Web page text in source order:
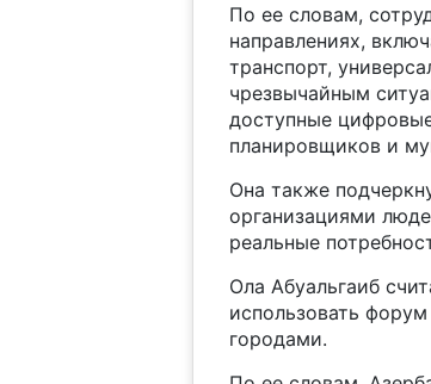
По ее словам,
направлениях,
транспорт,
чрезвычайным
доступные
планировщиков и
Она также
организациями
реальные
Ола Абуальгаиб
использовать
городами.